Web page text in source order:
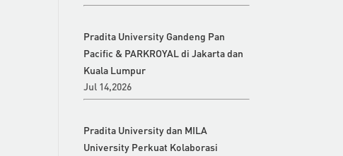
Pradita University Gandeng Pan
Pacific & PARKROYAL di Jakarta dan
Kuala Lumpur
Jul 14,2026
Pradita University dan MILA
University Perkuat Kolaborasi